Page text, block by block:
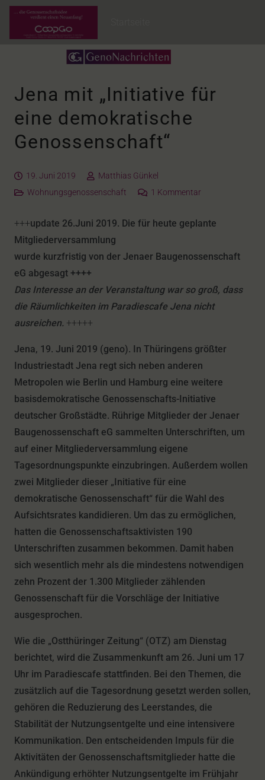
Jena mit „Initiative für
eine demokratische
Genossenschaft“
19. Juni 2019
Matthias Günkel
Wohnungsgenossenschaft
1 Kommentar
+++update 26.Juni 2019. Die für heute geplante
Mitgliederversammlung
wurde kurzfristig von der Jenaer Baugenossenschaft
eG abgesagt ++++
Das Interesse an der Veranstaltung war so groß, dass
die Räumlichkeiten im Paradiescafe Jena nicht
ausreichen. +++++
Jena, 19. Juni 2019 (geno). In Thüringens größter
Industriestadt Jena regt sich neben anderen
Metropolen wie Berlin und Hamburg eine weitere
basisdemokratische Genossenschafts-Initiative
deutscher Großstädte. Rührige Mitglieder der Jenaer
Baugenossenschaft eG sammelten Unterschriften, um
auf einer Mitgliederversammlung eigene
Tagesordnungspunkte einzubringen. Außerdem wollen
zwei Mitglieder dieser „Initiative für eine
demokratische Genossenschaft“ für die Wahl des
Aufsichtsrates kandidieren. Um das zu ermöglichen,
hatten die Genossenschaftsaktivisten 190
Unterschriften zusammen bekommen. Damit haben
sich wesentlich mehr als die mindestens notwendigen
zehn Prozent der 1.300 Mitglieder zählenden
Genossenschaft für die Vorschläge der Initiative
ausgesprochen.
Wie die „Ostthüringer Zeitung“ (OTZ) am Dienstag
berichtet, wird die Zusammenkunft am 26. Juni um 17
Uhr im Paradiescafe stattfinden. Bei den Themen, die
zusätzlich auf die Tagesordnung gesetzt werden sollen,
gehören die Reduzierung des Leerstandes, die
Stabilität der Nutzungsentgelte und eine intensivere
Kommunikation. Den entscheidenden Impuls für die
Aktivitäten der Genossenschaftsmitglieder hatte die
Ankündigung erhöhter Nutzungsentgelte im Frühjahr